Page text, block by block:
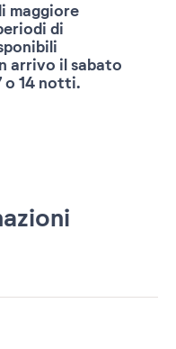
maggiore
di
arrivo il sabato
o 14 notti.